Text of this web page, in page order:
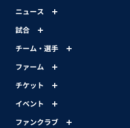
ニュース
試合
チーム・選手
ファーム
チケット
イベント
ファンクラブ